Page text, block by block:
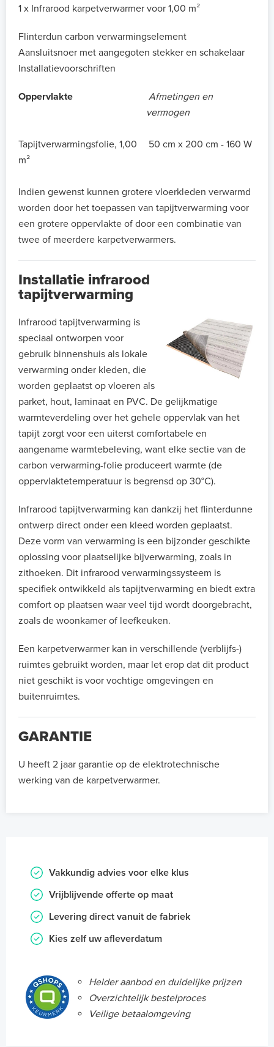
1 x Infrarood karpetverwarmer voor 1,00 m²
Flinterdun carbon verwarmingselement
Aansluitsnoer met aangegoten stekker en schakelaar
Installatievoorschriften
Oppervlakte
Afmetingen en
vermogen
Tapijtverwarmingsfolie, 1,00
m²
50 cm x 200 cm - 160 W
Indien gewenst kunnen grotere vloerkleden verwarmd
worden door het toepassen van tapijtverwarming voor
een grotere oppervlakte of door een combinatie van
twee of meerdere karpetverwarmers.
Installatie infrarood
tapijtverwarming
Infrarood tapijtverwarming is
speciaal ontworpen voor
gebruik binnenshuis als lokale
verwarming onder kleden, die
worden geplaatst op vloeren als
parket, hout, laminaat en PVC. De gelijkmatige
warmteverdeling over het gehele oppervlak van het
tapijt zorgt voor een uiterst comfortabele en
aangename warmtebeleving, want elke sectie van de
carbon verwarming-folie produceert warmte (de
oppervlaktetemperatuur is begrensd op 30°C).
Infrarood tapijtverwarming kan dankzij het flinterdunne
ontwerp direct onder een kleed worden geplaatst.
Deze vorm van verwarming is een bijzonder geschikte
oplossing voor plaatselijke bijverwarming, zoals in
zithoeken. Dit infrarood verwarmingssysteem is
specifiek ontwikkeld als tapijtverwarming en biedt extra
comfort op plaatsen waar veel tijd wordt doorgebracht,
zoals de woonkamer of leefkeuken.
Een karpetverwarmer kan in verschillende (verblijfs-)
ruimtes gebruikt worden, maar let erop dat dit product
niet geschikt is voor vochtige omgevingen en
buitenruimtes.
GARANTIE
U heeft 2 jaar garantie op de elektrotechnische
werking van de karpetverwarmer.
Vakkundig advies voor elke klus
Vrijblijvende offerte op maat
Levering direct vanuit de fabriek
Kies zelf uw afleverdatum
Helder aanbod en duidelijke prijzen
Overzichtelijk bestelproces
Veilige betaalomgeving